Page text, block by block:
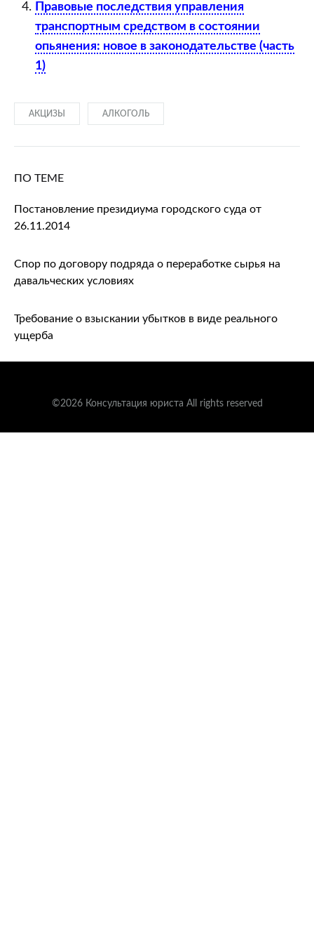
Правовые последствия управления
транспортным средством в состоянии
опьянения: новое в законодательстве (часть
1)
АКЦИЗЫ АЛКОГОЛЬ
ПО ТЕМЕ
Постановление президиума городского суда от
26.11.2014
Спор по договору подряда о переработке сырья на
давальческих условиях
Требование о взыскании убытков в виде реального
ущерба
©2026 Консультация юриста All rights reserved